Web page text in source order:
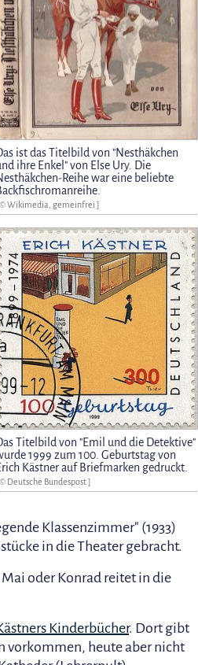
ist das Titelbild von "Nesthäkchen
ihre Enkel" von Else Ury. Die
Reihe war eine beliebte
Wikimedia, gemeinfrei ]
Titelbild von "Emil und die Detektive"
1999 zum 100. Geburtstag von
Kästner auf Briefmarken gedruckt.
Deutsche Bundespost ]
Klassenzimmer" (1933)
in die Theater gebracht.
oder Konrad reitet in die
Kinderbücher. Dort gibt
vorkommen, heute aber nicht